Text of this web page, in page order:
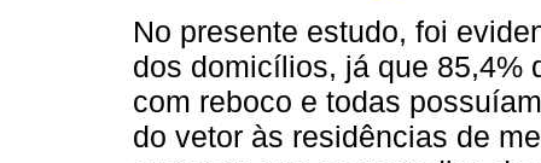
No presente estudo, foi
dos domicílios, já que 85,4%
com reboco e todas
do vetor às residências de